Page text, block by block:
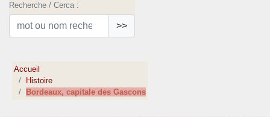
Recherche / Cerca :
>>
Accueil
Histoire
Bordeaux, capitale des Gascons